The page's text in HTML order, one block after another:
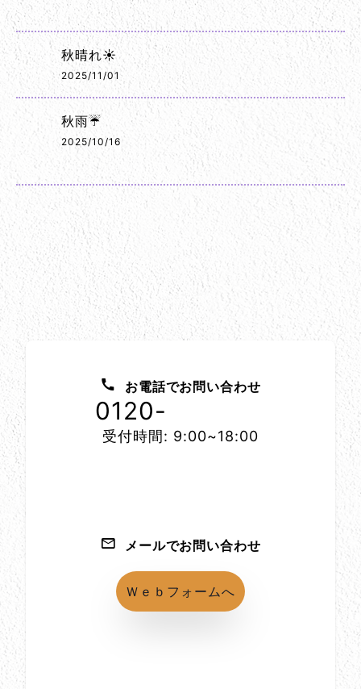
秋晴れ☀️
2025/11/01
秋雨☔
2025/10/16
お電話でお問い合わせ
0120-
受付時間: 9:00~18:00
メールでお問い合わせ
Ｗｅｂフォームへ